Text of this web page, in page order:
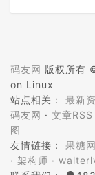
码友网 版权所有
on Linux
站点相关： 最新
码友网 · 文章RSS
图
友情链接： 果糖网
· 架构师 ·